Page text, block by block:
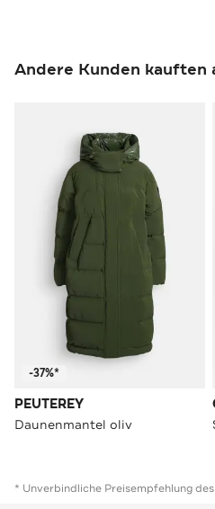
Andere Kunden kauften
-37%*
PEUTEREY
Daunenmantel oliv
* Unverbindliche Preisempfehlung